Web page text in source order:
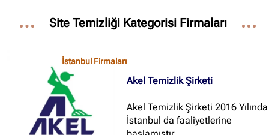
Site Temizliği Kategorisi Firmaları
İstanbul Firmaları
Akel Temizlik Şirketi
Akel Temizlik Şirketi 2016 Yılında
İstanbul da faaliyetlerine
Ankara Firmaları